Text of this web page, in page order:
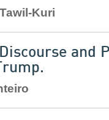
Kuri
and